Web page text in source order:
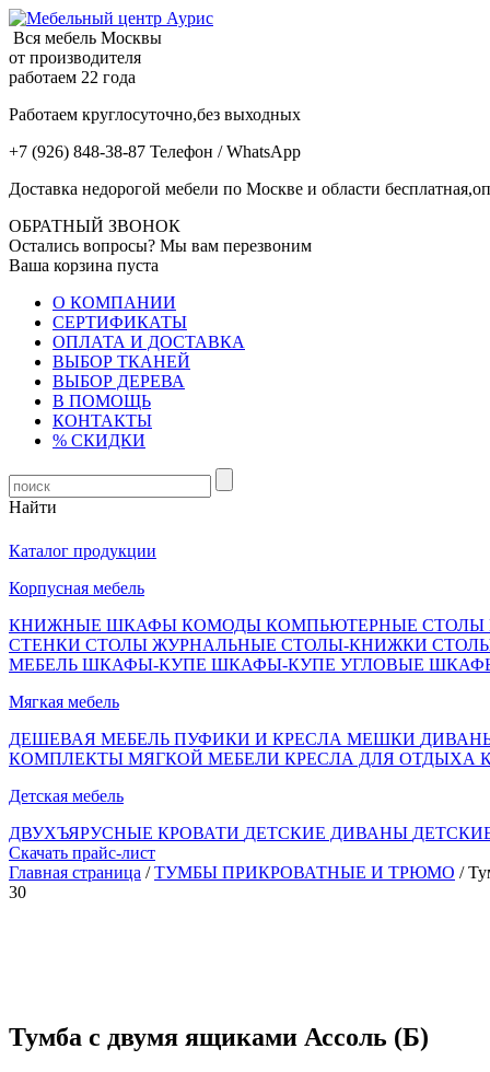
Вся мебель Москвы
от производителя
работаем 22 года
Работаем круглосуточно,без выходных
+7 (926) 848-38-87 Телефон / WhatsApp
Доставка недорогой мебели по Москве и области
ОБРАТНЫЙ ЗВОНОК
Остались вопросы? Мы вам перезвоним
Ваша корзина пуста
О КОМПАНИИ
СЕРТИФИКАТЫ
ОПЛАТА И ДОСТАВКА
ВЫБОР ТКАНЕЙ
ВЫБОР ДЕРЕВА
В ПОМОЩЬ
КОНТАКТЫ
% СКИДКИ
Найти
Каталог продукции
Корпусная мебель
КНИЖНЫЕ ШКАФЫ КОМОДЫ КОМПЬЮТЕРНЫЕ СТОЛЫ
СТЕНКИ СТОЛЫ ЖУРНАЛЬНЫЕ СТОЛЫ-КНИЖКИ
МЕБЕЛЬ ШКАФЫ-КУПЕ ШКАФЫ-КУПЕ УГЛОВЫЕ
Мягкая мебель
ДЕШЕВАЯ МЕБЕЛЬ ПУФИКИ И КРЕСЛА МЕШКИ
КОМПЛЕКТЫ МЯГКОЙ МЕБЕЛИ КРЕСЛА ДЛЯ ОТДЫХА
Детская мебель
ДВУХЪЯРУСНЫЕ КРОВАТИ ДЕТСКИЕ ДИВАНЫ
Скачать прайс-лист
Главная страница /ТУМБЫ ПРИКРОВАТНЫЕ И ТРЮМО /
30
Тумба с двумя ящиками Ассоль (Б)